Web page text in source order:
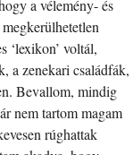
a vélemény- és
‘lexikon’ voltál,
a zenekari családfák,
Bevallom, mindig
nem tartom magam
rúghattak